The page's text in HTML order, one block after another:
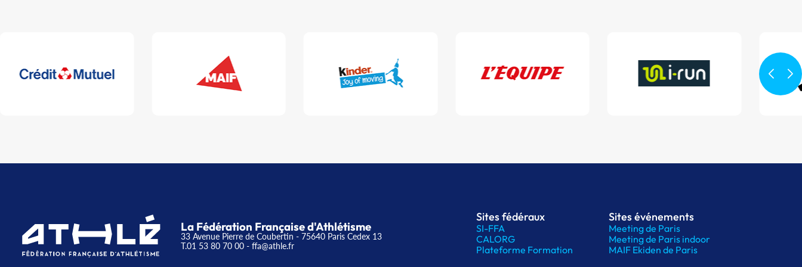
La Fédération Française d'Athlétisme
33 Avenue Pierre de Coubertin - 75640 Paris Cedex 13
T.01 53 80 70 00 - ffa@athle.fr
Sites fédéraux
SI-FFA
CALORG
Plateforme Formation
Sites événements
Meeting de Paris
Meeting de Paris indoor
MAIF Ekiden de Paris